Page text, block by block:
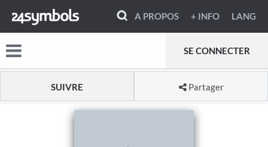
A PROPOS + INFO LANG
SE CONNECTER
SUIVRE Partager